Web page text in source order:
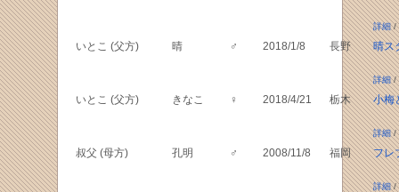
詳細/
いとこ (父方) 晴 ♂ 2018/1/8 長野 晴ス
詳細/
いとこ (父方) きなこ ♀ 2018/4/21 栃木 小梅
詳細/
叔父 (母方) 孔明 ♂ 2008/11/8 福岡 フレ
詳細/